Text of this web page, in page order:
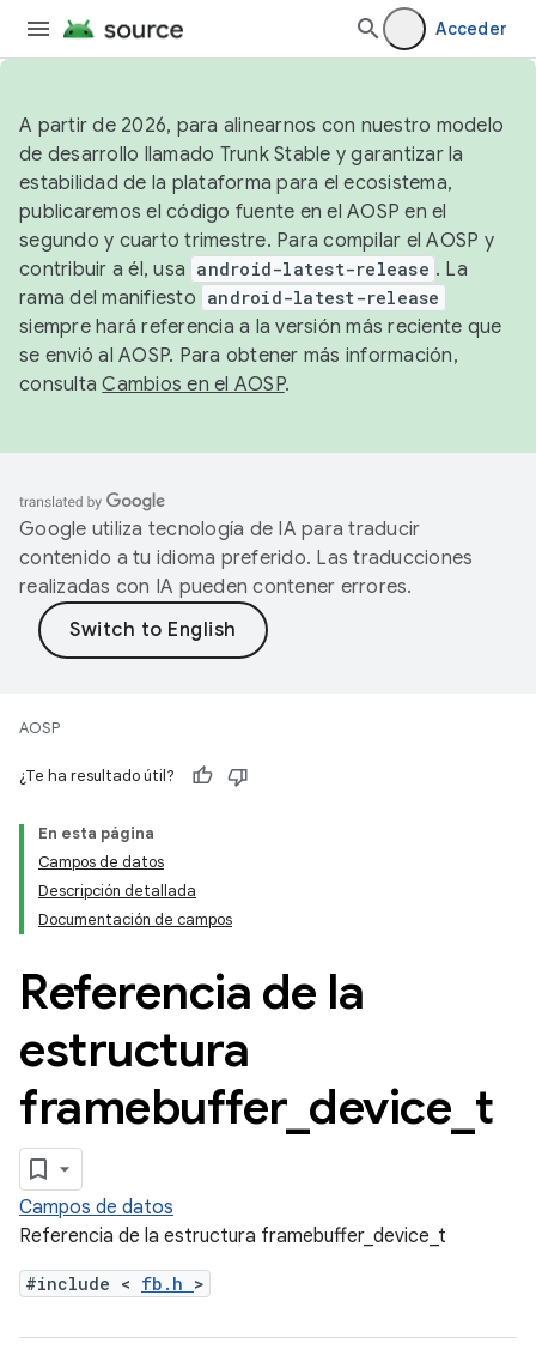
Acceder
A partir de 2026, para alinearnos con nuestro modelo
de desarrollo llamado Trunk Stable y garantizar la
estabilidad de la plataforma para el ecosistema,
publicaremos el código fuente en el AOSP en el
segundo y cuarto trimestre. Para compilar el AOSP y
contribuir a él, usa android-latest-release . La
rama del manifiesto android-latest-release
siempre hará referencia a la versión más reciente que
se envió al AOSP. Para obtener más información,
consultaCambios en el AOSP.
Google utiliza tecnología de IA para traducir
contenido a tu idioma preferido. Las traducciones
realizadas con IA pueden contener errores.
AOSP
¿Te ha resultado útil?
En esta página
Campos de datos
Descripción detallada
Documentación de campos
Referencia de la
estructura
framebuffer_ device t
Campos de datos
Referencia de la estructura framebuffer_device_t
#include < fb.h >